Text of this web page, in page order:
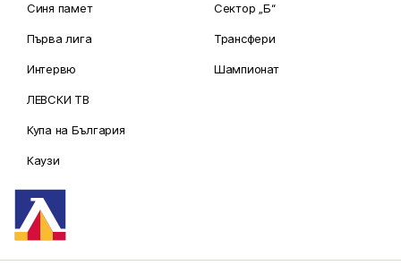
Синя памет
Първа лига
Интервю
ЛЕВСКИ ТВ
Купа на България
Каузи
Сектор „Б“
Трансфери
Шампионат